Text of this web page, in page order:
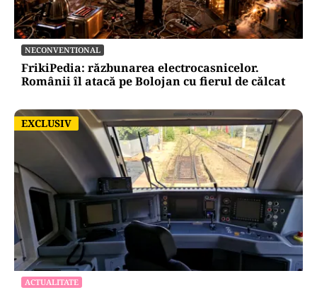
NECONVENTIONAL
FrikiPedia: răzbunarea electrocasnicelor.
Românii îl atacă pe Bolojan cu fierul de călcat
EXCLUSIV
EXCLUSIV
ACTUALITATE